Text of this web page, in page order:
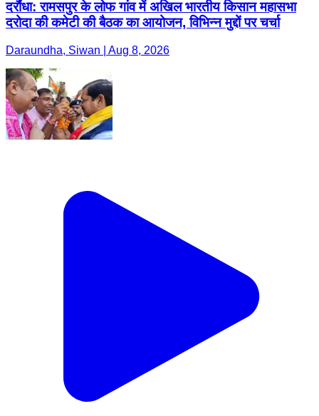
दरौंधा: रामसपुर के लोफ गांव में अखिल भारतीय किसान महासभा
दरोदा की कमेटी की बैठक का आयोजन, विभिन्न मुद्दों पर चर्चा
Daraundha, Siwan | Aug 8, 2026